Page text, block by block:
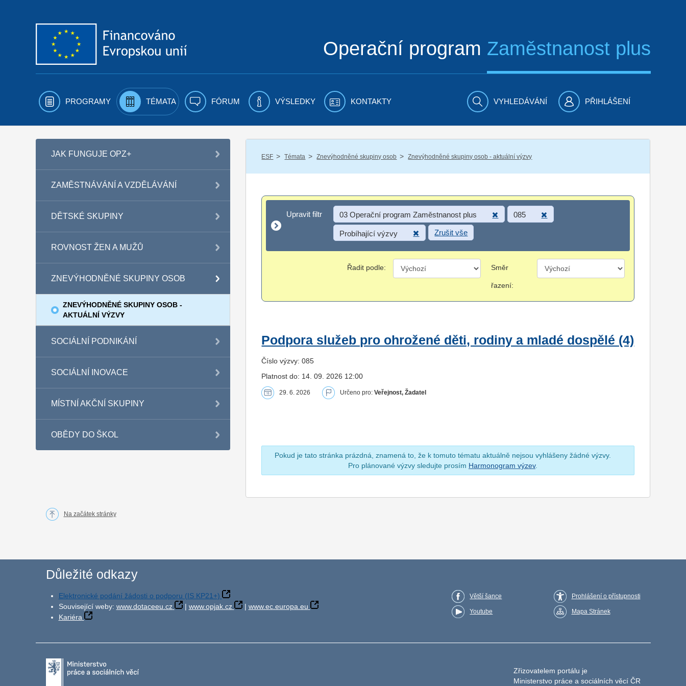
Operační program Zaměstnanost plus
PROGRAMY TÉMATA FÓRUM VÝSLEDKY KONTAKTY VYHLEDÁVÁNÍ PŘIHLÁŠENÍ
JAK FUNGUJE OPZ+
ZAMĚSTNÁVÁNÍ A VZDĚLÁVÁNÍ
DĚTSKÉ SKUPINY
ROVNOST ŽEN A MUŽŮ
ZNEVÝHODNĚNÉ SKUPINY OSOB
ZNEVÝHODNĚNÉ SKUPINY OSOB -
AKTUÁLNÍ VÝZVY
SOCIÁLNÍ PODNIKÁNÍ
SOCIÁLNÍ INOVACE
MÍSTNÍ AKČNÍ SKUPINY
OBĚDY DO ŠKOL
ESF / Témata / Znevýhodněné skupiny osob / Znevýhodněné skupiny osob - aktuální výzvy
Upravit filtr
Upravit filtr 03 Operační program Zaměstnanost plus 085
Probíhající výzvy Zrušit vše
Řadit podle: Směr
řazení:
Podpora služeb pro ohrožené děti, rodiny a mladé dospělé (4)
Číslo výzvy: 085
Platnost do: 14. 09. 2026 12:00
29. 6. 2026 Určeno pro:Veřejnost, Žadatel
Pokud je tato stránka prázdná, znamená to, že k tomuto tématu aktuálně nejsou vyhlášeny žádné výzvy.
Pro plánované výzvy sledujte prosím Harmonogram výzev.
Na začátek stránky
Důležité odkazy
Elektronické podání žádosti o podporu (IS KP21+)
Související weby: www.dotaceeu.cz | www.opjak.cz | www.ec.europa.eu
Kariéra
Větší šance
Youtube
Prohlášení o přístupnosti
Mapa Stránek
Zřizovatelem portálu je
Ministerstvo práce a sociálních věcí ČR